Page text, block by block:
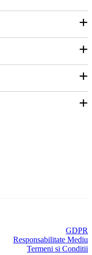
GDPR
Responsabilitate Mediu
Termeni si Conditii